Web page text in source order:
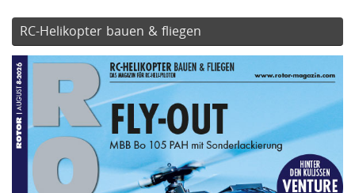
RC-Helikopter bauen & fliegen